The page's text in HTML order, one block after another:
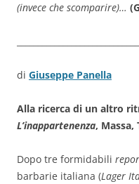
(invece che scomparire)…
di Giuseppe Panella
Alla ricerca di un altro
L’inappartenenza, Massa,
Dopo tre formidabili
barbarie italiana (Lager